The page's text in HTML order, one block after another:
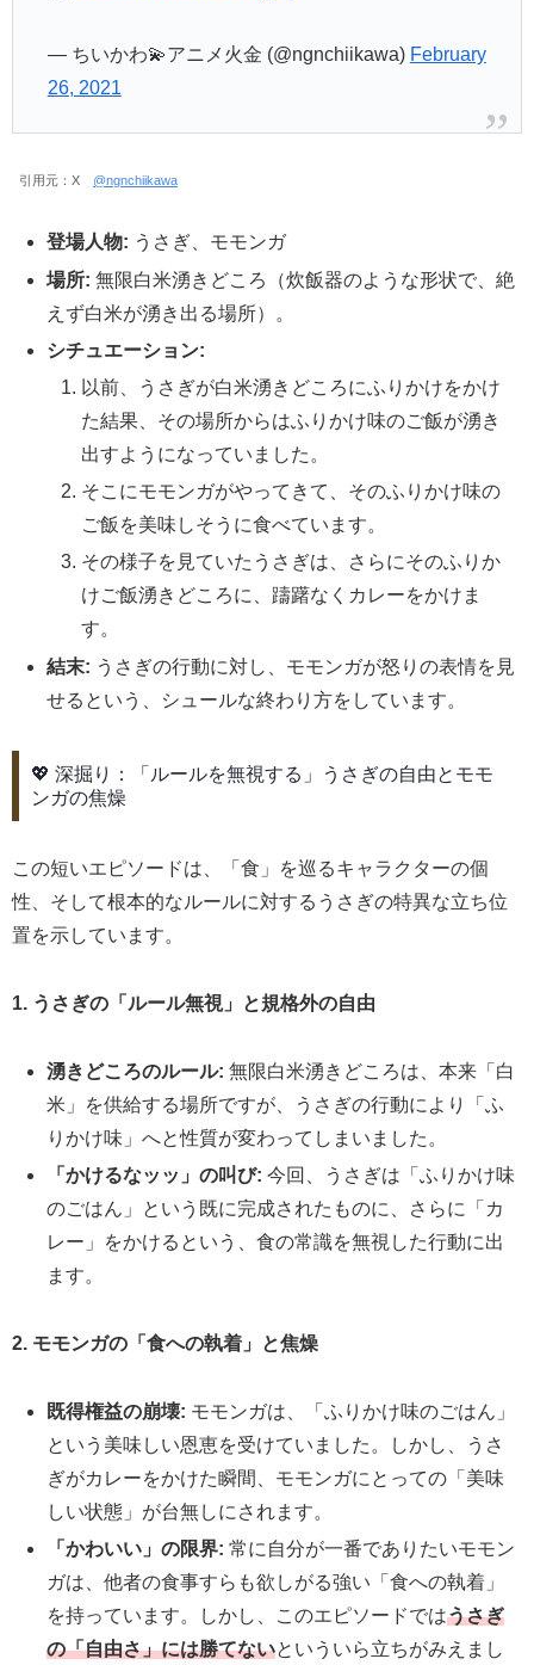
— ちいかわ💫アニメ火金 (@ngnchiikawa) February
26, 2021
引用元：X @ngnchiikawa
登場人物: うさぎ、モモンガ
場所: 無限白米湧きどころ（炊飯器のような形状で、絶
えず白米が湧き出る場所）。
シチュエーション:
以前、うさぎが白米湧きどころにふりかけをかけ
た結果、その場所からはふりかけ味のご飯が湧き
出すようになっていました。
そこにモモンガがやってきて、そのふりかけ味の
ご飯を美味しそうに食べています。
その様子を見ていたうさぎは、さらにそのふりか
けご飯湧きどころに、躊躇なくカレーをかけま
す。
結末: うさぎの行動に対し、モモンガが怒りの表情を見
せるという、シュールな終わり方をしています。
💖 深掘り：「ルールを無視する」うさぎの自由とモモ
ンガの焦燥
この短いエピソードは、「食」を巡るキャラクターの個
性、そして根本的なルールに対するうさぎの特異な立ち位
置を示しています。
1. うさぎの「ルール無視」と規格外の自由
湧きどころのルール: 無限白米湧きどころは、本来「白
米」を供給する場所ですが、うさぎの行動により「ふ
りかけ味」へと性質が変わってしまいました。
「かけるなッッ」の叫び: 今回、うさぎは「ふりかけ味
のごはん」という既に完成されたものに、さらに「カ
レー」をかけるという、食の常識を無視した行動に出
ます。
2. モモンガの「食への執着」と焦燥
既得権益の崩壊: モモンガは、「ふりかけ味のごはん」
という美味しい恩恵を受けていました。しかし、うさ
ぎがカレーをかけた瞬間、モモンガにとっての「美味
しい状態」が台無しにされます。
「かわいい」の限界: 常に自分が一番でありたいモモン
ガは、他者の食事すらも欲しがる強い「食への執着」
を持っています。しかし、このエピソードではうさぎ
の「自由さ」には勝てないといういら立ちがみえまし